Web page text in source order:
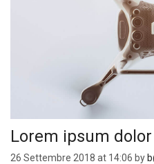
Lorem ipsum
26 Settembre 2018 at 14:06 by